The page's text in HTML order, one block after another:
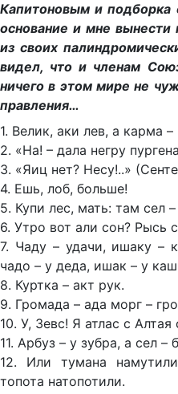
Капитоновым и подборка
основание и мне вынести
из своих
видел, что и членам
ничего в этом мире не
правления…
1. Велик, аки лев, а карма
2. «На! – дала негру
3. «Яиц нет? Несу!..»
4. Ешь, лоб, больше!
5. Купи лес, мать: там сел –
6. Утро вот али сон? Рысь
7. Чаду – удачи, ишаку –
чадо – у деда, ишак – у
8. Куртка – акт рук.
9. Громада – ада морг –
10. У, Зевс! Я атлас с Алтая
11. Арбуз – у зубра, а сел –
12. Или тумана
топота натопотили.